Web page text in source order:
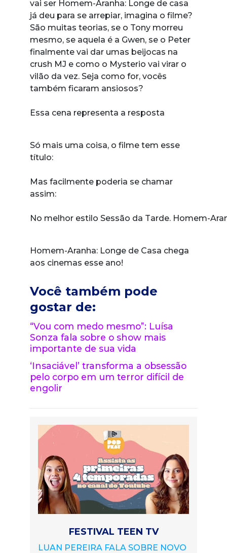
vai ser Homem-Aranha: Longe de casa
já deu para se arrepiar, imagina o filme?
São muitas teorias, se o Tony morreu
mesmo, se aquela é a Gwen, se o Peter
finalmente vai dar umas beijocas na
crush MJ e como o Mysterio vai virar o
vilão da vez. Seja como for, vocês
também ficaram ansiosos?
Essa cena representa a resposta
Só mais uma coisa, o filme tem esse
título:
Mas facilmente poderia se chamar
assim:
No melhor estilo Sessão da Tarde. Homem-
Homem-Aranha: Longe de Casa chega
aos cinemas esse ano!
Você também pode
gostar de:
“Vou com medo mesmo”: Luísa
Sonza fala sobre o show mais
importante de sua vida
‘Insaciável’ transforma a obsessão
pelo corpo em um terror difícil de
engolir
FESTIVAL TEEN TV
LUAN PEREIRA FALA SOBRE NOVO